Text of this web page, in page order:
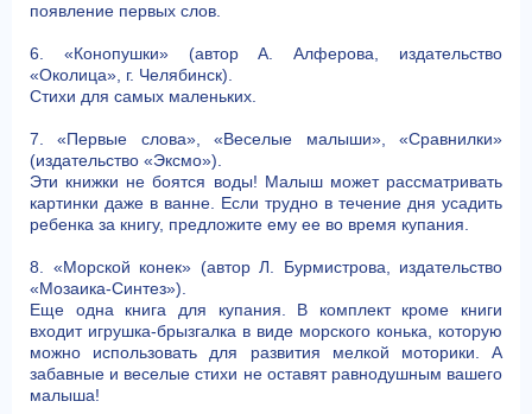
появление первых слов.
6. «Конопушки» (автор А. Алферова, издательство
«Околица», г. Челябинск).
Стихи для самых маленьких.
7. «Первые слова», «Веселые малыши», «Сравнилки»
(издательство «Эксмо»).
Эти книжки не боятся воды! Малыш может рассматривать
картинки даже в ванне. Если трудно в течение дня усадить
ребенка за книгу, предложите ему ее во время купания.
8. «Морской конек» (автор Л. Бурмистрова, издательство
«Мозаика-Синтез»).
Еще одна книга для купания. В комплект кроме книги
входит игрушка-брызгалка в виде морского конька, которую
можно использовать для развития мелкой моторики. А
забавные и веселые стихи не оставят равнодушным вашего
малыша!